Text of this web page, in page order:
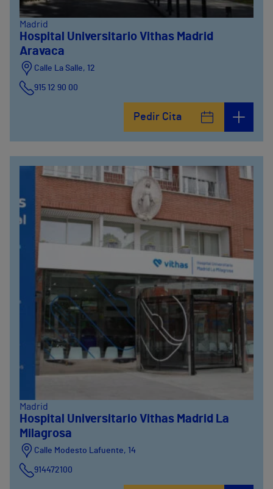
Madrid
Hospital Universitario Vithas Madrid
Aravaca
Calle La Salle, 12
915 12 90 00
Pedir Cita
Madrid
Hospital Universitario Vithas Madrid La
Milagrosa
Calle Modesto Lafuente, 14
914472100